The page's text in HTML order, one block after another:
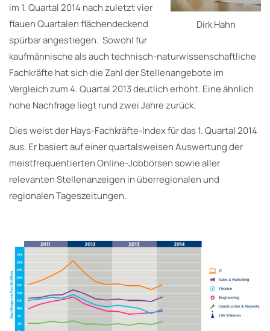
Dirk Hahn
im 1. Quartal 2014 nach zuletzt vier
flauen Quartalen flächendeckend
spürbar angestiegen. Sowohl für
kaufmännische als auch technisch-naturwissenschaftliche
Fachkräfte hat sich die Zahl der Stellenangebote im
Vergleich zum 4. Quartal 2013 deutlich erhöht. Eine ähnlich
hohe Nachfrage liegt rund zwei Jahre zurück.
Dies weist der Hays-Fachkräfte-Index für das 1. Quartal 2014
aus. Er basiert auf einer quartalsweisen Auswertung der
meistfrequentierten Online-Jobbörsen sowie aller
relevanten Stellenanzeigen in überregionalen und
regionalen Tageszeitungen.